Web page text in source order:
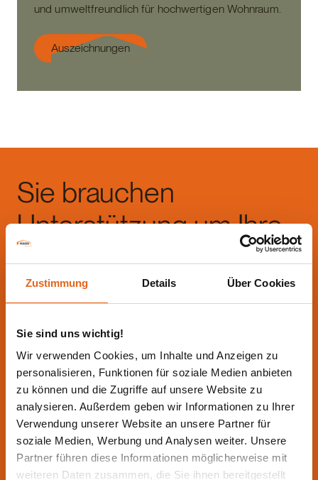
Zustimmung Details Über Cookies
Sie sind uns wichtig!
Wir verwenden Cookies, um Inhalte und Anzeigen zu
personalisieren, Funktionen für soziale Medien anbieten
zu können und die Zugriffe auf unsere Website zu
analysieren. Außerdem geben wir Informationen zu Ihrer
Verwendung unserer Website an unsere Partner für
soziale Medien, Werbung und Analysen weiter. Unsere
Partner führen diese Informationen möglicherweise mit
weiteren Daten zusammen, die Sie ihnen bereitgestellt
und umweltfreundlich für hochwertigen Wohnraum.
Auszeichnungen
Sie brauchen
Unterstützung um Ihre
Idee zu realisieren?
in allen Fragen zur Seite
Beratungstermin vereinbaren!
Rückruf vereinbaren